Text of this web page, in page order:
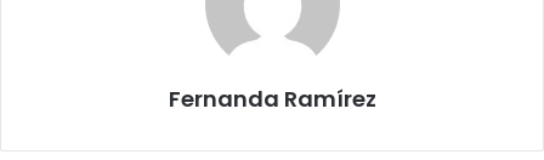
Fernanda Ramírez